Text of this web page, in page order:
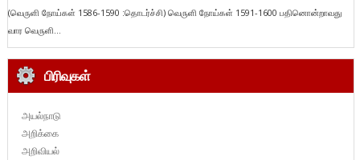
(வெருளி நோய்கள் 1586-1590 :தொடர்ச்சி) வெருளி நோய்கள் 1591-1600 பதினொன்றாவது
வார வெருளி...
பிரிவுகள்
அயல்நாடு
அறிக்கை
அறிவியல்